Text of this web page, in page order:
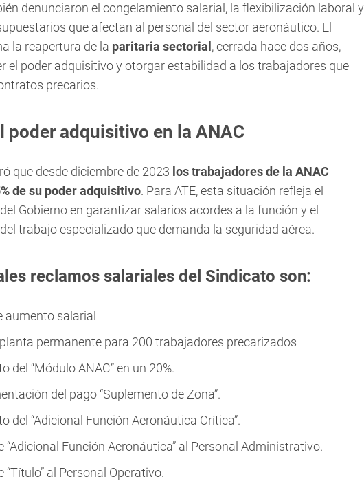
denunciaron el congelamiento salarial, la flexibilización laboral y
que afectan al personal del sector aeronáutico. El
la reapertura de la paritaria sectorial , cerrada hace dos años,
el poder adquisitivo y otorgar estabilidad a los trabajadores que
precarios.
poder adquisitivo en la ANAC
que desde diciembre de 2023 los trabajadores de la ANAC
de su poder adquisitivo. Para ATE, esta situación refleja el
Gobierno en garantizar salarios acordes a la función y el
trabajo especializado que demanda la seguridad aérea.
reclamos salariales del Sindicato son:
aumento salarial
permanente para 200 trabajadores precarizados
del “Módulo ANAC” en un 20%.
del pago “Suplemento de Zona”.
del “Adicional Función Aeronáutica Crítica”.
“Adicional Función Aeronáutica” al Personal Administrativo.
“Título” al Personal Operativo.